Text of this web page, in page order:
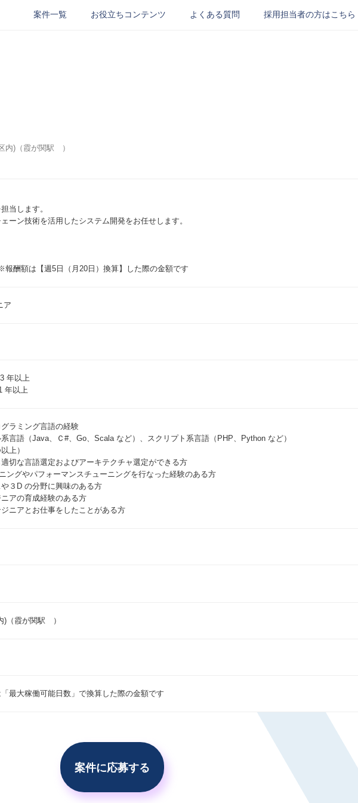
案件一覧 お役立ちコンテンツ よくある質問 採用担当者の方はこちら
内)（霞が関駅 ）
当します。
ェーン技術を活用したシステム開発をお任せします。
報酬額は【週5日（月20日）換算】した際の金額です
ア
年以上
年以上
グラミング言語の経験
系言語（Java、Ｃ#、Go、Scala など）、スクリプト系言語（PHP、Python など）
上）
適切な言語選定およびアーキテクチャ選定ができる方
ングやパフォーマンスチューニングを行なった経験のある方
や３D の分野に興味のある方
ニアの育成経験のある方
ジニアとお仕事をしたことがある方
)（霞が関駅 ）
最大稼働可能日数」で換算した際の金額です
案件に応募する
ス
ログインして応募する
必須
小英字、数字、記号それぞれ1文字以上）
バシーポリシー・個人情報の取扱い